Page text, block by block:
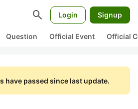
search Login Signup
Question Official Event Official
have passed since last update.